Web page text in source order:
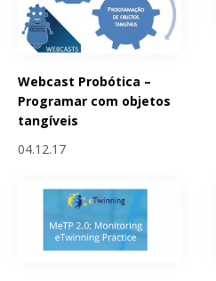
Webcast Probótica –
Programar com objetos
tangíveis
04.12.17